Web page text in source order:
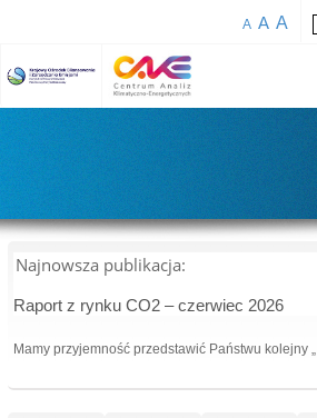
A A A
Najnowsza publikacja:
Raport z rynku CO2 – czerwiec 2026
Mamy przyjemność przedstawić Państwu kolejny „